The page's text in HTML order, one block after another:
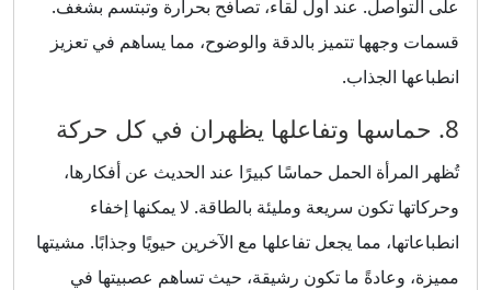
على التواصل. عند أول لقاء، تصافح بحرارة وتبتسم بشغف.
قسمات وجهها تتميز بالدقة والوضوح، مما يساهم في تعزيز
انطباعها الجذاب.
8. حماسها وتفاعلها يظهران في كل حركة
تُظهر المرأة الحمل حماسًا كبيرًا عند الحديث عن أفكارها،
وحركاتها تكون سريعة ومليئة بالطاقة. لا يمكنها إخفاء
انطباعاتها، مما يجعل تفاعلها مع الآخرين حيويًا وجذابًا. مشيتها
مميزة، وعادةً ما تكون رشيقة، حيث تساهم عصبيتها في